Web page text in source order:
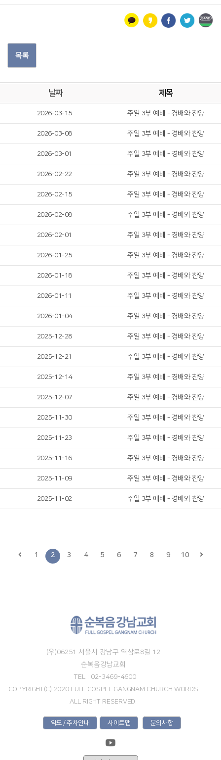
목록
날짜 제목
2026-03-15 주일 3부 예배 - 경배와 찬양
2026-03-08 주일 3부 예배 - 경배와 찬양
2026-03-01 주일 3부 예배 - 경배와 찬양
2026-02-22 주일 3부 예배 - 경배와 찬양
2026-02-15 주일 3부 예배 - 경배와 찬양
2026-02-08 주일 3부 예배 - 경배와 찬양
2026-02-01 주일 3부 예배 - 경배와 찬양
2026-01-25 주일 3부 예배 - 경배와 찬양
2026-01-18 주일 3부 예배 - 경배와 찬양
2026-01-11 주일 3부 예배 - 경배와 찬양
2026-01-04 주일 3부 예배 - 경배와 찬양
2025-12-28 주일 3부 예배 - 경배와 찬양
2025-12-21 주일 3부 예배 - 경배와 찬양
2025-12-14 주일 3부 예배 - 경배와 찬양
2025-12-07 주일 3부 예배 - 경배와 찬양
2025-11-30 주일 3부 예배 - 경배와 찬양
2025-11-23 주일 3부 예배 - 경배와 찬양
2025-11-16 주일 3부 예배 - 경배와 찬양
2025-11-09 주일 3부 예배 - 경배와 찬양
2025-11-02 주일 3부 예배 - 경배와 찬양
1 2 3 4 5 6 7 8 9 10
(우)06251 서울시 강남구 역삼로8길 12
순복음강남교회
TEL : 02-3469-4600
COPYRIGHT(C) 2020 FULL GOSPEL GANGNAM CHURCH WORDS
ALL RIGHT RESERVED.
약도 / 주차안내 사이트맵 문의사항